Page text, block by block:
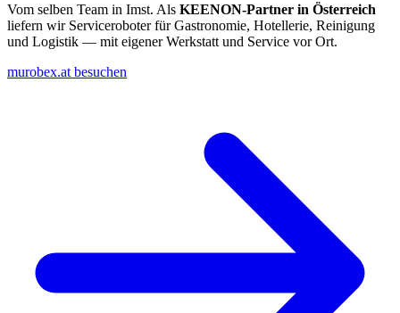
Vom selben Team in Imst. Als KEENON-Partner in Österreich
liefern wir Serviceroboter für Gastronomie, Hotellerie, Reinigung
und Logistik — mit eigener Werkstatt und Service vor Ort.
murobex.at besuchen